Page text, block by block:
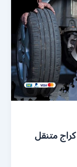
تصليح السيارات النزهه 99007366 كراج متنقل